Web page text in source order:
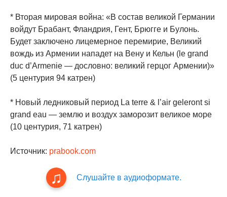
* Вторая мировая война: «В состав великой Германии
войдут Брабант, Фландрия, Гент, Брюгге и Булонь.
Будет заключено лицемерное перемирие, Великий
вождь из Армении нападет на Вену и Кельн (le grand
duc d’Armenie — дословно: великий герцог Армении)»
(5 центурия 94 катрен)
* Новый ледниковый период La terre & l’air geleront si
grand eau — землю и воздух заморозит великое море
(10 центурия, 71 катрен)
Источник: prabook.com
Слушайте в аудиоформате.